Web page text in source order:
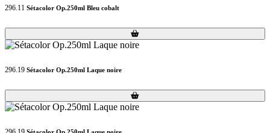
296.11 Sétacolor Op.250ml Bleu cobalt
Loading...
Loading...
296.19 Sétacolor Op.250ml Laque noire
Loading...
Loading...